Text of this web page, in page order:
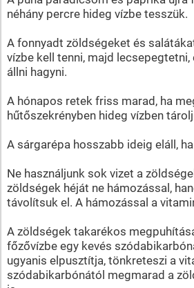
néhány percre hideg vízbe tesszük.
A fonnyadt zöldségeket és
vízbe kell tenni, majd
állni hagyni.
A hónapos retek friss marad, ha
hűtőszekrényben hideg vízben
A sárgarépa hosszabb ideig eláll,
Ne használjunk sok vizet a
zöldségek héját ne hámozással,
távolítsuk el. A hámozással a
A zöldségek takarékos
főzővízbe egy kevés
ugyanis elpusztítja, tönkreteszi a
szódabikarbónától megmarad a